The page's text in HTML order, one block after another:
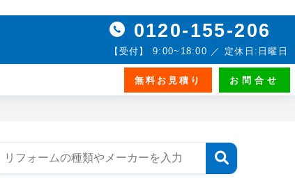
0120-155-206
【受付】 9:00~18:00 ／ 定休日:日曜日
無料お見積り お問合せ